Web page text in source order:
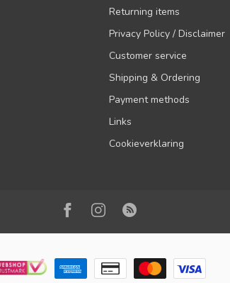
Returning items
Privacy Policy / Disclaimer
Customer service
Shipping & Ordering
Payment methods
Links
Cookieverklaring